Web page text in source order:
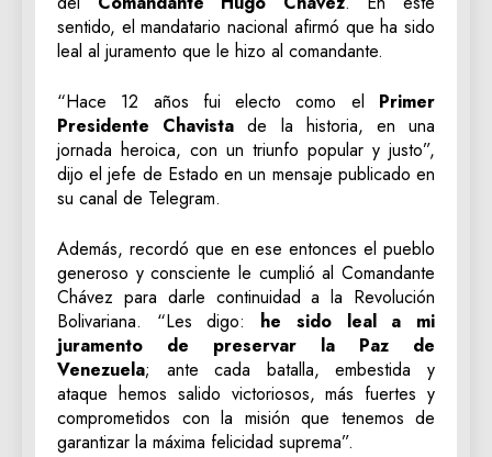
sentido, el mandatario nacional afirmó que ha sido
leal al juramento que le hizo al comandante.
“Hace 12 años fui electo como el Primer
Presidente Chavista de la historia, en una
jornada heroica, con un triunfo popular y justo”,
dijo el jefe de Estado en un mensaje publicado en
su canal de Telegram.
Además, recordó que en ese entonces el pueblo
generoso y consciente le cumplió al Comandante
Chávez para darle continuidad a la Revolución
Bolivariana. “Les digo: he sido leal a mi
juramento de preservar la Paz de
Venezuela; ante cada batalla, embestida y
ataque hemos salido victoriosos, más fuertes y
comprometidos con la misión que tenemos de
garantizar la máxima felicidad suprema”.